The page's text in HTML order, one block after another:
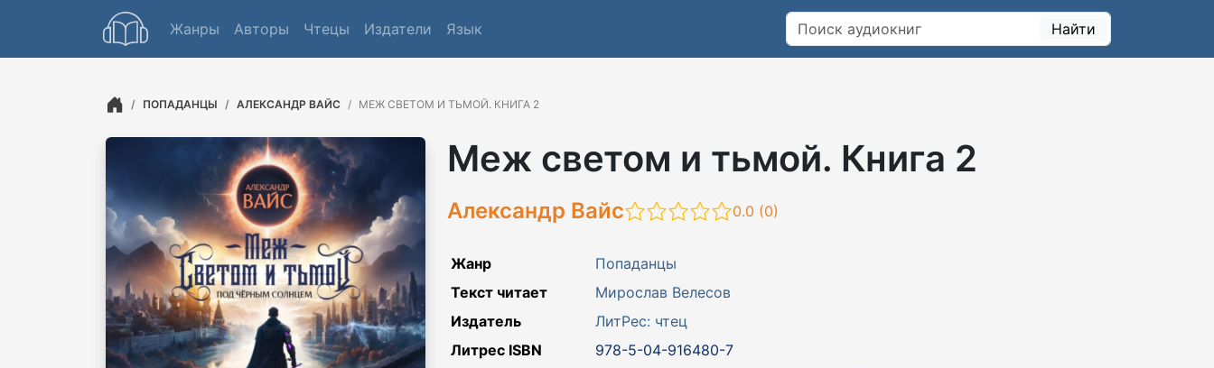
Жанры Авторы Чтецы Издатели Язык Найти
ПОПАДАНЦЫ АЛЕКСАНДР ВАЙС МЕЖ СВЕТОМ И ТЬМОЙ. КНИГА 2
Меж светом и тьмой. Книга 2
Александр Вайс 0.0 (0)
Жанр
Попаданцы
Текст читает
Мирослав Велесов
Издатель
ЛитРес: чтец
Литрес ISBN
978-5-04-916480-7